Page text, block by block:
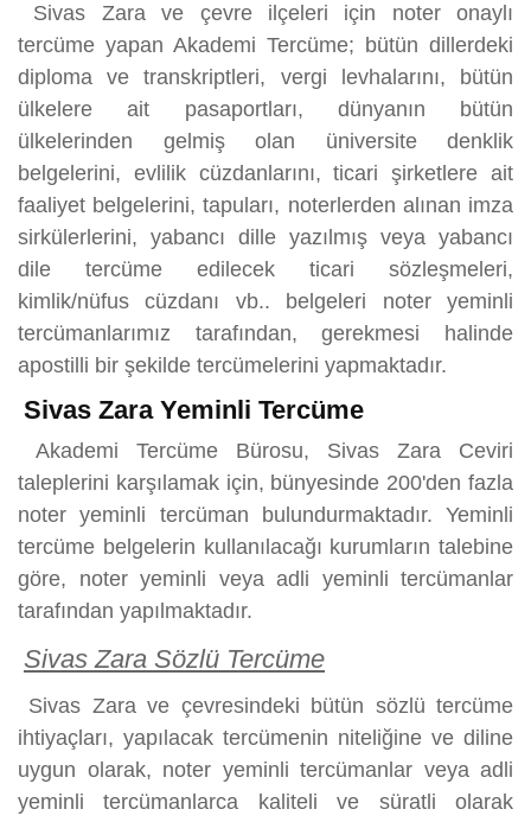
Sivas Zara ve çevre ilçeleri için noter onaylı
tercüme yapan Akademi Tercüme; bütün dillerdeki
diploma ve transkriptleri, vergi levhalarını, bütün
ülkelere ait pasaportları, dünyanın bütün
ülkelerinden gelmiş olan üniversite denklik
belgelerini, evlilik cüzdanlarını, ticari şirketlere ait
faaliyet belgelerini, tapuları, noterlerden alınan imza
sirkülerlerini, yabancı dille yazılmış veya yabancı
dile tercüme edilecek ticari sözleşmeleri,
kimlik/nüfus cüzdanı vb.. belgeleri noter yeminli
tercümanlarımız tarafından, gerekmesi halinde
apostilli bir şekilde tercümelerini yapmaktadır.
Sivas Zara Yeminli Tercüme
Akademi Tercüme Bürosu, Sivas Zara Ceviri
taleplerini karşılamak için, bünyesinde 200'den fazla
noter yeminli tercüman bulundurmaktadır. Yeminli
tercüme belgelerin kullanılacağı kurumların talebine
göre, noter yeminli veya adli yeminli tercümanlar
tarafından yapılmaktadır.
Sivas Zara Sözlü Tercüme
Sivas Zara ve çevresindeki bütün sözlü tercüme
ihtiyaçları, yapılacak tercümenin niteliğine ve diline
uygun olarak, noter yeminli tercümanlar veya adli
yeminli tercümanlarca kaliteli ve süratli olarak